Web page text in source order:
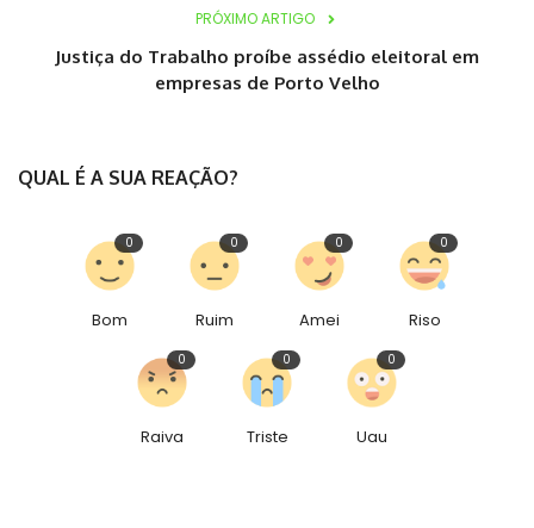
PRÓXIMO ARTIGO
Justiça do Trabalho proíbe assédio eleitoral em
empresas de Porto Velho
QUAL É A SUA REAÇÃO?
Bom
0
Ruim
0
Amei
0
Riso
0
Raiva
0
Triste
0
Uau
0